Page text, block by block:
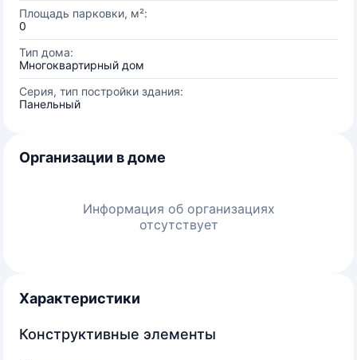
Площадь парковки, м²:
0
Тип дома:
Многоквартирный дом
Серия, тип постройки здания:
Панельный
Организации в доме
Информация об организациях
отсутствует
Характеристики
Конструктивные элементы